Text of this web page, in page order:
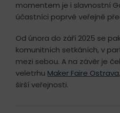
momentem je i slavnostní
účastníci poprvé veřejně
Od února do září 2025 se
komunitních setkáních, v
mezi sebou. A na závěr je
veletrhu Maker Faire Ostrava
širší veřejnosti.